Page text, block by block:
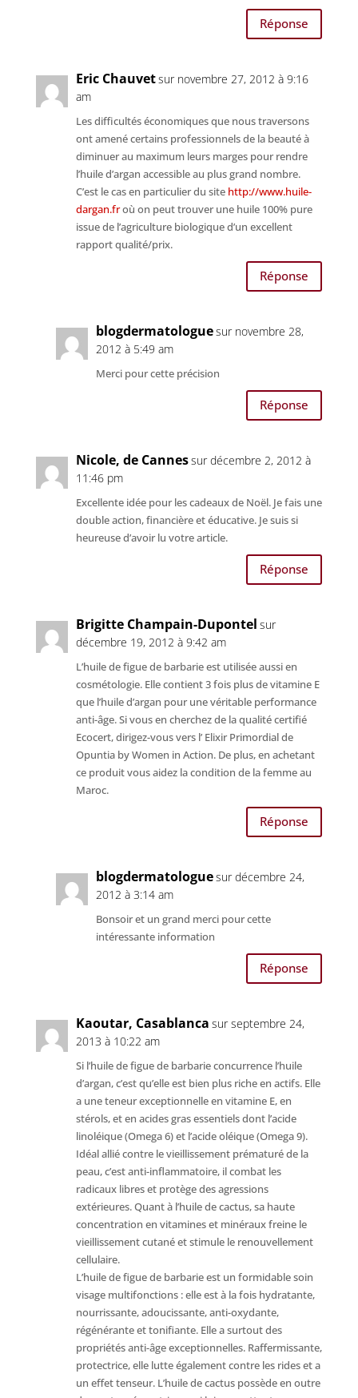
Réponse
Eric Chauvetsur novembre 27, 2012 à 9:16
am
Les difficultés économiques que nous traversons
ont amené certains professionnels de la beauté à
diminuer au maximum leurs marges pour rendre
l’huile d’argan accessible au plus grand nombre.
C’est le cas en particulier du site http://www.huile-
dargan.froù on peut trouver une huile 100% pure
issue de l’agriculture biologique d’un excellent
rapport qualité/prix.
Réponse
blogdermatologuesur novembre 28,
2012 à 5:49 am
Merci pour cette précision
Réponse
Nicole, de Cannessur décembre 2, 2012 à
11:46 pm
Excellente idée pour les cadeaux de Noël. Je fais une
double action, financière et éducative. Je suis si
heureuse d’avoir lu votre article.
Réponse
Brigitte Champain-Dupontel sur
décembre 19, 2012 à 9:42 am
L’huile de figue de barbarie est utilisée aussi en
cosmétologie. Elle contient 3 fois plus de vitamine E
que l’huile d’argan pour une véritable performance
anti-âge. Si vous en cherchez de la qualité certifié
Ecocert, dirigez-vous vers l’ Elixir Primordial de
Opuntia by Women in Action. De plus, en achetant
ce produit vous aidez la condition de la femme au
Maroc.
Réponse
blogdermatologuesur décembre 24,
2012 à 3:14 am
Bonsoir et un grand merci pour cette
intéressante information
Réponse
Kaoutar, Casablanca sur septembre 24,
2013 à 10:22 am
Si l’huile de figue de barbarie concurrence l’huile
d’argan, c’est qu’elle est bien plus riche en actifs. Elle
a une teneur exceptionnelle en vitamine E, en
stérols, et en acides gras essentiels dont l’acide
linoléique (Omega 6) et l’acide oléique (Omega 9).
Idéal allié contre le vieillissement prématuré de la
peau, c’est anti-inflammatoire, il combat les
radicaux libres et protège des agressions
extérieures. Quant à l’huile de cactus, sa haute
concentration en vitamines et minéraux freine le
vieillissement cutané et stimule le renouvellement
cellulaire.
L’huile de figue de barbarie est un formidable soin
visage multifonctions : elle est à la fois hydratante,
nourrissante, adoucissante, anti-oxydante,
régénérante et tonifiante. Elle a surtout des
propriétés anti-âge exceptionnelles. Raffermissante,
protectrice, elle lutte également contre les rides et a
un effet tenseur. L’huile de cactus possède en outre